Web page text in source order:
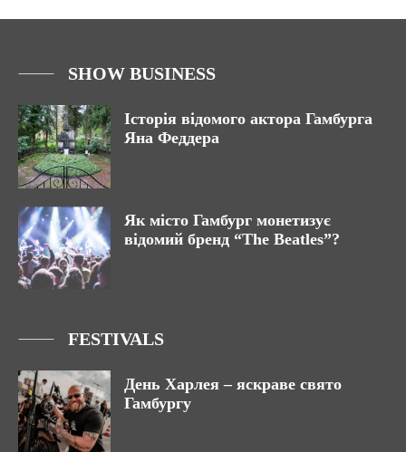
SHOW BUSINESS
Історія відомого актора Гамбурга
Яна Феддера
Як місто Гамбург монетизує
відомий бренд “The Beatles”?
FESTIVALS
День Харлея – яскраве свято
Гамбургу